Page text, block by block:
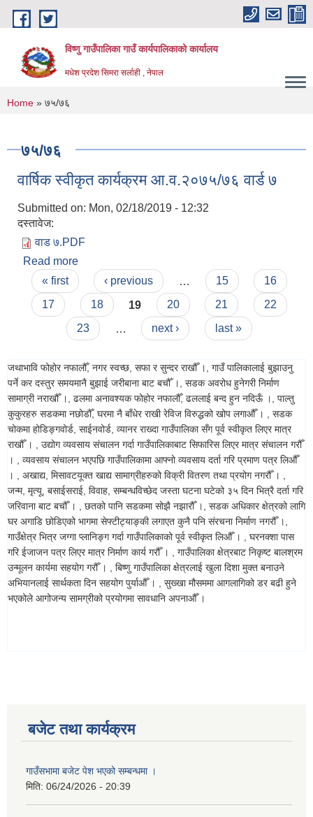
Skip to main content
विष्णु गाउँपालिका गाउँ कार्यपालिकाको कार्यालय
मधेश प्रदेश सिमरा सर्लाही , नेपाल
You are here
Home » ७५/७६
७५/७६
वार्षिक स्वीकृत कार्यक्रम आ.व.२०७५/७६ वार्ड ७
Submitted on: Mon, 02/18/2019 - 12:32
दस्तावेज:
वाड ७.PDF
Read more
Pages
« first ‹ previous 15
16
17
18 19 20 21
22
23
next › last »
जथाभावि फोहोर नफालौँ, नगर स्वच्छ, सफा र सुन्दर राखौँ ।, गाउँ पालिकालाई बुझाउनु
पर्ने कर दस्तुर समयमानै बुझाई जरीबाना बाट बचौँ ।, सडक अवरोध हुनेगरी निर्माण
सामाग्री नराखौँ ।, ढलमा अनावश्यक फोहोर नफालौँ, ढललाई बन्द हुन नदिऊँ ।, पाल्तु
कुकुरहरु सडकमा नछोडौँ, घरमा नै बाँधेर राखी रेविज विरुद्धको खोप लगाऔँ । , सडक
चोकमा होडिङ्गवोर्ड, साईनवोर्ड, व्यानर राख्दा गाउँपालिका सँग पूर्व स्वीकृत लिएर मात्र
राखौँ । , उद्योग व्यवसाय संचालन गर्दा गाउँपालिकाबाट सिफारिस लिएर मात्र संचालन गरौँ
। , व्यवसाय संचालन भएपछि गाउँपालिकामा आफ्नो व्यवसाय दर्ता गरि प्रमाण पत्र लिऔँ
। , अखाद्य, मिसावटयूक्त खाद्य सामाग्रीहरुको विक्री वितरण तथा प्रयोग नगरौँ । ,
जन्म, मृत्यू, बसाईसराई, विवाह, सम्बन्धविच्छेद जस्ता घटना घटेको ३५ दिन भित्रै दर्ता गरि
जरिवाना बाट बचौँ । , छतको पानि सडकमा सोझै नझारौँ ।, सडक अधिकार क्षेत्रको लागि
घर अगाडि छोडिएको भागमा सेफ्टीट्याङ्की लगाएत कुनै पनि संरचना निर्माण नगरौँ ।,
गाउँक्षेत्र भित्र जग्गा प्लानिङ्ग गर्दा गाउँपालिकाको पूर्व स्वीकृत लिऔँ । , घरनक्शा पास
गरि ईजाजन पत्र लिएर मात्र निर्माण कार्य गरौँ । , गाउँपालिका क्षेत्रबाट निकृष्ट बालश्रम
उन्मूलन कार्यमा सहयोग गरौँ । , बिष्णु गाउँपालिका क्षेत्रलाई खुला दिशा मुक्त बनाउने
अभियानलाई सार्थकता दिन सहयोग पुर्याऔँ । , सुख्खा मौसममा आगलागिको डर बढी हुने
भएकोले आगोजन्य सामग्रीको प्रयोगमा सावधानि अपनाऔँ ।
बजेट तथा कार्यक्रम
गाउँसभामा बजेट पेश भएको सम्बन्धमा ।
मिति: 06/24/2026 - 20:39